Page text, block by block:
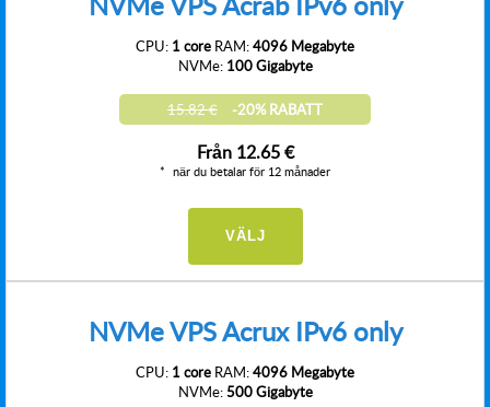
CPU: 1 core RAM:4096 Megabyte
NVMe: 100 Gigabyte
15.82 € -20% RABATT
Från 12.65 €
när du betalar för 12 månader
VÄLJ
NVMe VPS Acrux IPv6 only
CPU: 1 core RAM:4096 Megabyte
NVMe:500 Gigabyte